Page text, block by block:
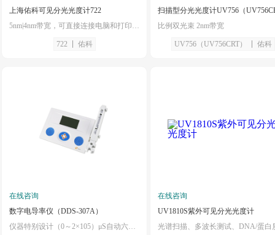
上海佑科可见分光光度计722
5nm|4nm带宽，可直接连接电脑和打印机，可做吸光度分析
722 佑科
比例双光束 2nm带宽
UV756（UV756CRT） 佑科
在线咨询
数字电导率仪（DDS-307A）
仪器特别设计（0～2×105）μS自动六档量程测量，使测量误差最小
在线咨询
UV1810S紫外可见分光光度计